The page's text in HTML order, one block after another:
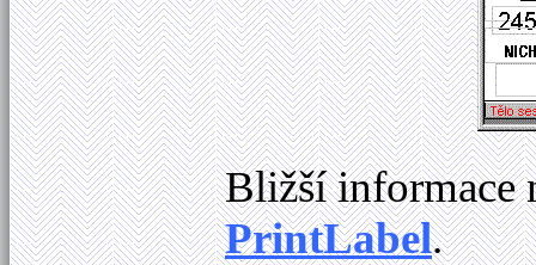
Bližší informace
PrintLabel.